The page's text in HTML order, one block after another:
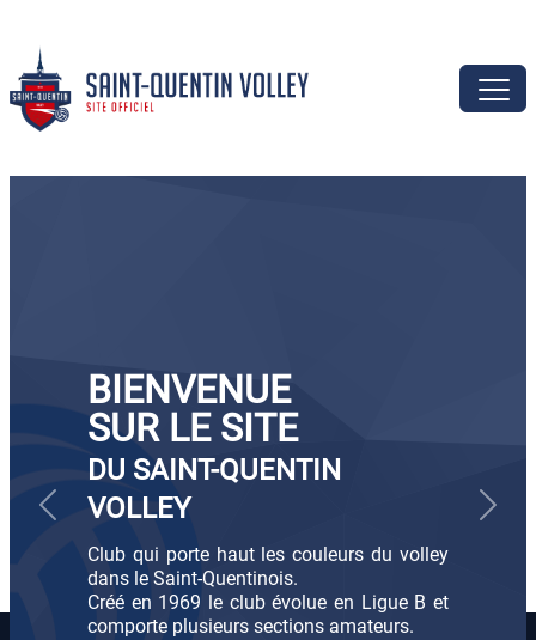
BIENVENUE
SUR LE SITE
DU SAINT-QUENTIN
VOLLEY
Club qui porte haut les couleurs du volley
dans le Saint-Quentinois.
Créé en 1969 le club évolue en Ligue B et
comporte plusieurs sections amateurs.
Précédent